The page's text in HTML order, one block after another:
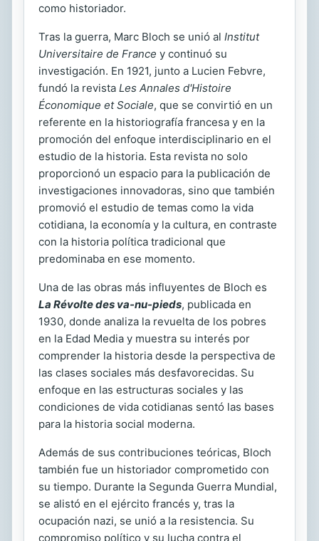
como historiador.
Tras la guerra, Marc Bloch se unió al Institut
Universitaire de France y continuó su
investigación. En 1921, junto a Lucien Febvre,
fundó la revista Les Annales d'Histoire
Économique et Sociale, que se convirtió en un
referente en la historiografía francesa y en la
promoción del enfoque interdisciplinario en el
estudio de la historia. Esta revista no solo
proporcionó un espacio para la publicación de
investigaciones innovadoras, sino que también
promovió el estudio de temas como la vida
cotidiana, la economía y la cultura, en contraste
con la historia política tradicional que
predominaba en ese momento.
Una de las obras más influyentes de Bloch es
La Révolte des va-nu-pieds, publicada en
1930, donde analiza la revuelta de los pobres
en la Edad Media y muestra su interés por
comprender la historia desde la perspectiva de
las clases sociales más desfavorecidas. Su
enfoque en las estructuras sociales y las
condiciones de vida cotidianas sentó las bases
para la historia social moderna.
Además de sus contribuciones teóricas, Bloch
también fue un historiador comprometido con
su tiempo. Durante la Segunda Guerra Mundial,
se alistó en el ejército francés y, tras la
ocupación nazi, se unió a la resistencia. Su
compromiso político y su lucha contra el